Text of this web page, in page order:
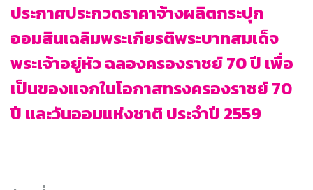
ประกาศประกวดราคาจ้างผลิตกระปุก
ออมสินเฉลิมพระเกียรติพระบาทสมเด็จ
พระเจ้าอยู่หัว ฉลองครองราชย์ 70 ปี เพื่อ
เป็นของแจกในโอกาสทรงครองราชย์ 70
ปี และวันออมแห่งชาติ ประจำปี 2559